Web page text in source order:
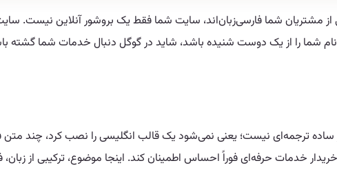
از مشتریان شما فارسی‌زبان‌اند، سایت شما فقط یک بروشور آنلاین نیست.
شما را از یک دوست شنیده باشد، شاید در گوگل دنبال خدمات شما گشته
ترجمه‌ای نیست؛ یعنی نمی‌شود یک قالب انگلیسی را نصب کرد، چند متن
خدمات حرفه‌ای فوراً احساس اطمینان کند. اینجا موضوع، ترکیبی از زبان،